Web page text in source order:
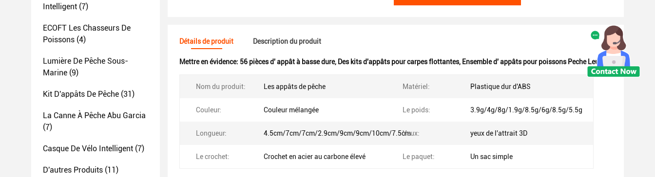
Intelligent (7)
ECOFT Les Chasseurs De
Poissons (4)
Lumière De Pêche Sous-
Marine (9)
Kit D'appâts De Pêche (31)
La Canne À Pêche Abu Garcia
(7)
Casque De Vélo Intelligent (7)
D'autres Produits (11)
Détails de produit Description du produit
Mettre en évidence: 56 pièces d' appât à basse dure, Des kits d'appâts pour carpes flottantes, Ensemble d' appâts pour poissons Peche Leurre
Nom du produit: Les appâts de pêche Matériel: Plastique dur d'ABS
Couleur: Couleur mélangée Le poids: 3.9g/4g/8g/1.9g/8.5g/6g/8.5g/5.5g
Longueur: 4.5cm/7cm/7cm/2.9cm/9cm/9cm/10cm/7.5cmYeux: yeux de l'attrait 3D
Le crochet: Crochet en acier au carbone élevé Le paquet: Un sac simple